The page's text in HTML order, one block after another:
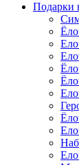
Подарки